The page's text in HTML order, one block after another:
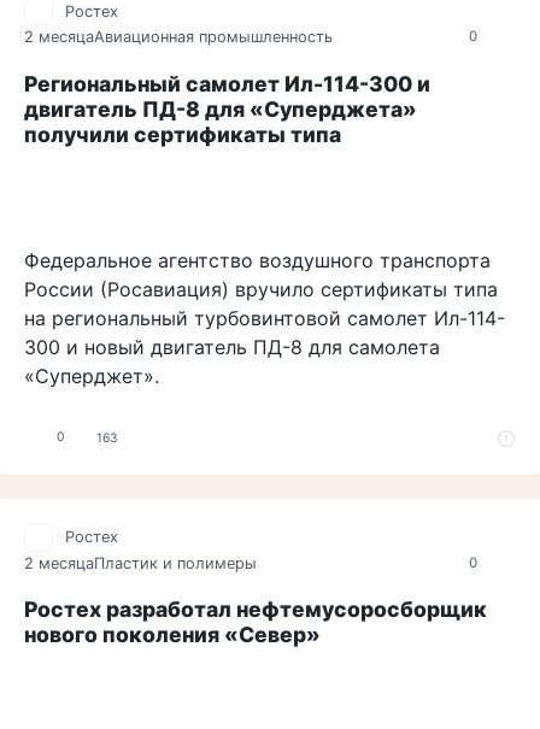
0
Ростех
2 месяцаАвиационная промышленность
Региональный самолет Ил-114-300 и
двигатель ПД-8 для «Суперджета»
получили сертификаты типа
Федеральное агентство воздушного транспорта
России (Росавиация) вручило сертификаты типа
на региональный турбовинтовой самолет Ил-114-
300 и новый двигатель ПД-8 для самолета
«Суперджет».
0 163
0
Ростех
2 месяцаПластик и полимеры
Ростех разработал нефтемусоросборщик
нового поколения «Север»